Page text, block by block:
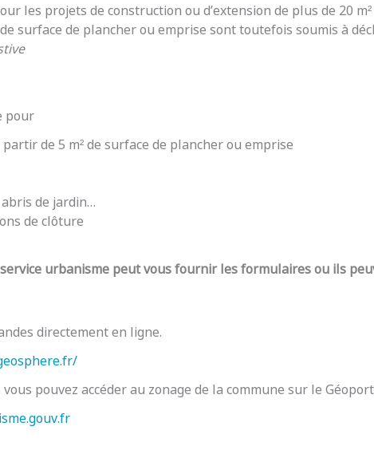
les projets de construction ou d’extension de plus de 20
surface de plancher ou emprise sont toutefois soumis à
pour
de 5 m² de surface de plancher ou emprise
de jardin…
de clôture
urbanisme peut vous fournir les formulaires ou ils
directement en ligne.
pouvez accéder au zonage de la commune sur le